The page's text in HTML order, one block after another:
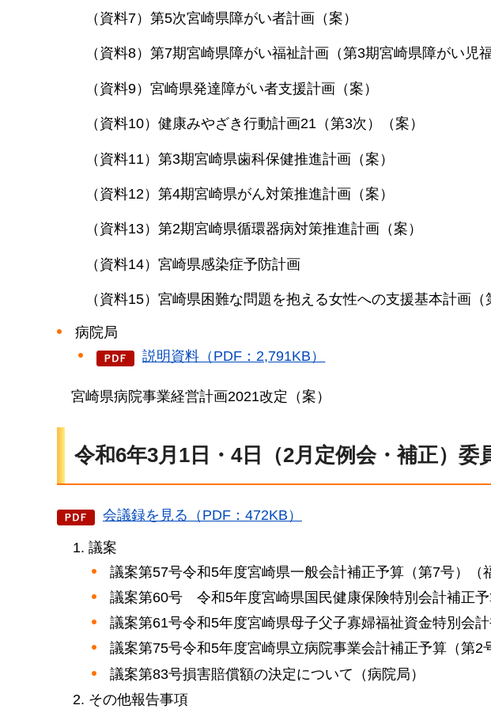
（資料7）第5次宮崎県障がい者計画（案）
（資料8）第7期宮崎県障がい福祉計画（第3期宮崎県障がい児
（資料9）宮崎県発達障がい者支援計画（案）
（資料10）健康みやざき行動計画21（第3次）（案）
（資料11）第3期宮崎県歯科保健推進計画（案）
（資料12）第4期宮崎県がん対策推進計画（案）
（資料13）第2期宮崎県循環器病対策推進計画（案）
（資料14）宮崎県感染症予防計画
（資料15）宮崎県困難な問題を抱える女性への支援基本計画
病院局
説明資料（PDF：2,791KB）
宮崎県病院事業経営計画2021改定（案）
令和6年3月1日・4日（2月定例会・補正）委
会議録を見る（PDF：472KB）
議案
議案第57号令和5年度宮崎県一般会計補正予算（第7号）（
議案第60号
令和5年度宮崎県国民健康保険特別会計補正
議案第61号令和5年度宮崎県母子父子寡婦福祉資金特別会
議案第75号令和5年度宮崎県立病院事業会計補正予算（第2
議案第83号損害賠償額の決定について（病院局）
その他報告事項